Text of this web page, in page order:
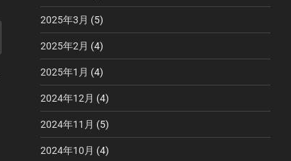
2025年3月 (5)
2025年2月 (4)
2025年1月 (4)
2024年12月 (4)
2024年11月 (5)
2024年10月 (4)